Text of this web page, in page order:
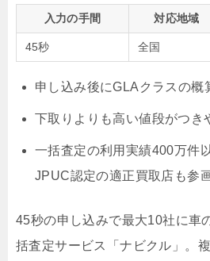
入力の手間 対応地域
45秒 全国
申し込み後にGLAクラスの概
下取りよりも高い値段がつき
一括査定の利用実績400万件
JPUC認定の適正買取店も参
45秒の申し込みで最大10社に車
括査定サービス「ナビクル」。